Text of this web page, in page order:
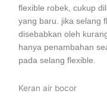
flexible robek, cukup
yang baru. jika selang
disebabkan oleh
hanya penambahan
pada selang flexible.
Keran air bocor